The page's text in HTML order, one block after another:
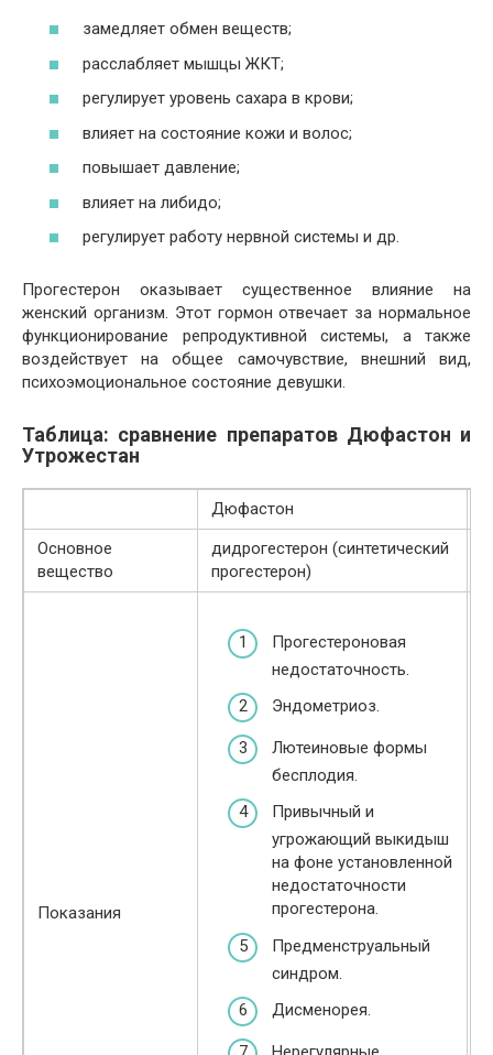
замедляет обмен веществ;
расслабляет мышцы ЖКТ;
регулирует уровень сахара в крови;
влияет на состояние кожи и волос;
повышает давление;
влияет на либидо;
регулирует работу нервной системы и др.
Прогестерон оказывает существенное влияние на
женский организм. Этот гормон отвечает за нормальное
функционирование репродуктивной системы, а также
воздействует на общее самочувствие, внешний вид,
психоэмоциональное состояние девушки.
Таблица: сравнение препаратов Дюфастон и
Утрожестан
Дюфастон
Основное
вещество
дидрогестерон (синтетический
прогестерон)
Показания
Прогестероновая
недостаточность.
Эндометриоз.
Лютеиновые формы
бесплодия.
Привычный и
угрожающий выкидыш
на фоне установленной
недостаточности
прогестерона.
Предменструальный
синдром.
Дисменорея.